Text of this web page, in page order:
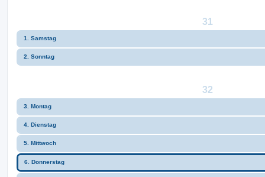
31
1. Samstag
2. Sonntag
32
3. Montag
4. Dienstag
5. Mittwoch
6. Donnerstag